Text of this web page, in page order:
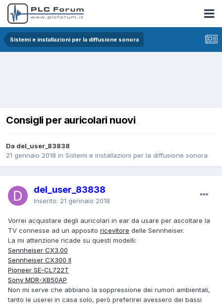
Sistemi e installazioni per la diffusione sonora
Consigli per auricolari nuovi
Da del_user_83838
21 gennaio 2018 in Sistemi e installazioni per la diffusione sonora
del_user_83838
Inserito: 21 gennaio 2018
Vorrei acquistare degli auricolari in ear da usare per ascoltare la
TV connesse ad un apposito ricevitore delle Sennheiser.
La mi attenzione ricade su questi modelli:
Sennheiser CX3.00
Sennheiser CX300 II
Pioneer SE-CL722T
Sony MDR-XB50AP
Non mi serve che abbiano la soppressione dei rumori ambientali,
tanto le userei in casa solo, però preferirei avessero dei bassi